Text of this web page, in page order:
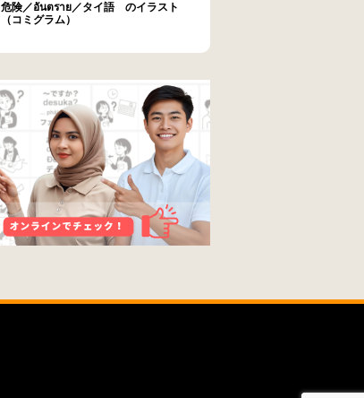
危険／อันตราย／タイ語 のイラスト
（コミグラム）